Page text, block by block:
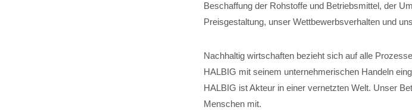
Beschaffung der Rohstoffe und Betriebsmittel, der
Preisgestaltung, unser Wettbewerbsverhalten und
Nachhaltig wirtschaften bezieht sich auf alle
HALBIG mit seinem unternehmerischen Handeln
HALBIG ist Akteur in einer vernetzten Welt. Unser
Menschen mit.